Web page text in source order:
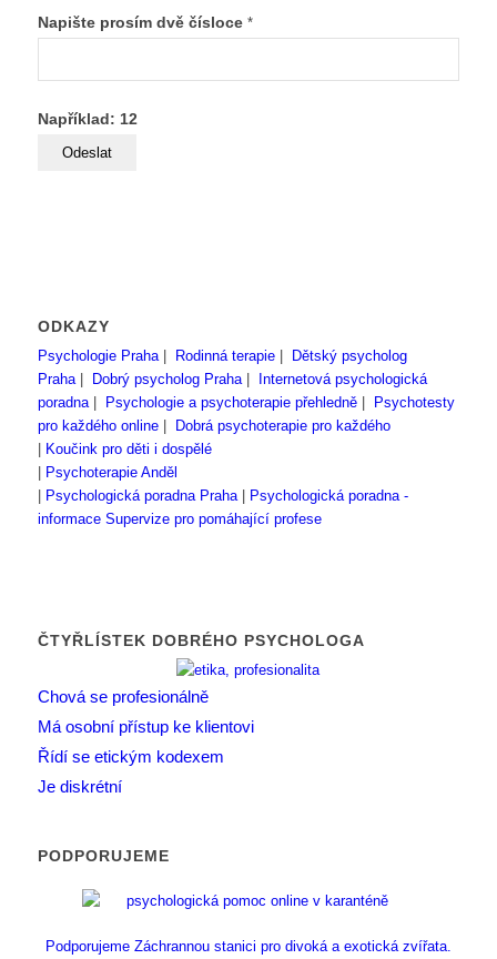
Napište prosím dvě čísloce *
Například: 12
ODKAZY
Psychologie Praha| Rodinná terapie|
Dětský psycholog
Praha| Dobrý psycholog Praha|
Internetová psychologická
poradna| Psychologie a psychoterapie přehledně|
Psychotesty
pro každého online|
Dobrá psychoterapie pro každého
Koučink pro děti i dospělé
Psychoterapie Anděl
Psychologická poradna Praha|
Psychologická poradna -
informace Supervize pro pomáhající profese
ČTYŘLÍSTEK DOBRÉHO PSYCHOLOGA
Chová se profesionálně
Má osobní přístup ke klientovi
Řídí se etickým kodexem
Je diskrétní
PODPORUJEME
Podporujeme Záchrannou stanici pro divoká a exotická zvířata.